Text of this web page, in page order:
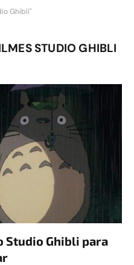
Ghibli"
STUDIO GHIBLI
Studio Ghibli para